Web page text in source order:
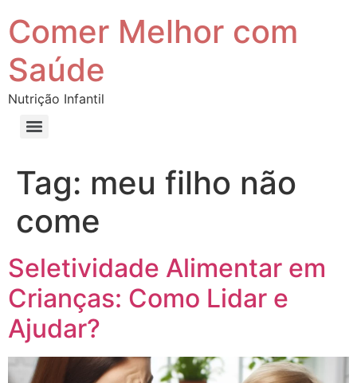
Comer Melhor com
Saúde
Nutrição Infantil
Tag: meu filho não
come
Seletividade Alimentar em
Crianças: Como Lidar e
Ajudar?